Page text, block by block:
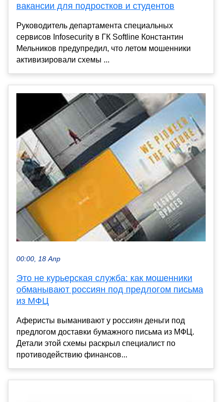
вакансии для подростков и студентов
Руководитель департамента специальных
сервисов Infosecurity в ГК Softline Константин
Мельников предупредил, что летом мошенники
активизировали схемы ...
00:00, 18 Апр
Это не курьерская служба: как мошенники
обманывают россиян под предлогом письма
из МФЦ
Аферисты выманивают у россиян деньги под
предлогом доставки бумажного письма из МФЦ.
Детали этой схемы раскрыл специалист по
противодействию финансов...